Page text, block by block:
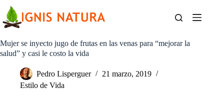
contenido
Mujer se inyecto jugo de frutas en las venas para “mejorar la
salud” y casi le costo la vida
Pedro Lisperguer
21 marzo, 2019
Estilo de Vida